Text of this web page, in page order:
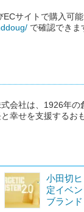
サイトで購入可
で確認できま
会社は、1926年の
幸せを支援するお
小田切
定イベ
ブラン